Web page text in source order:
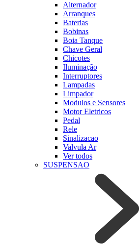
Alternador
Arranques
Baterias
Bobinas
Boia Tanque
Chave Geral
Chicotes
Iluminação
Interruptores
Lampadas
Limpador
Modulos e Sensores
Motor Eletricos
Pedal
Rele
Sinalizacao
Valvula Ar
Ver todos
SUSPENSAO